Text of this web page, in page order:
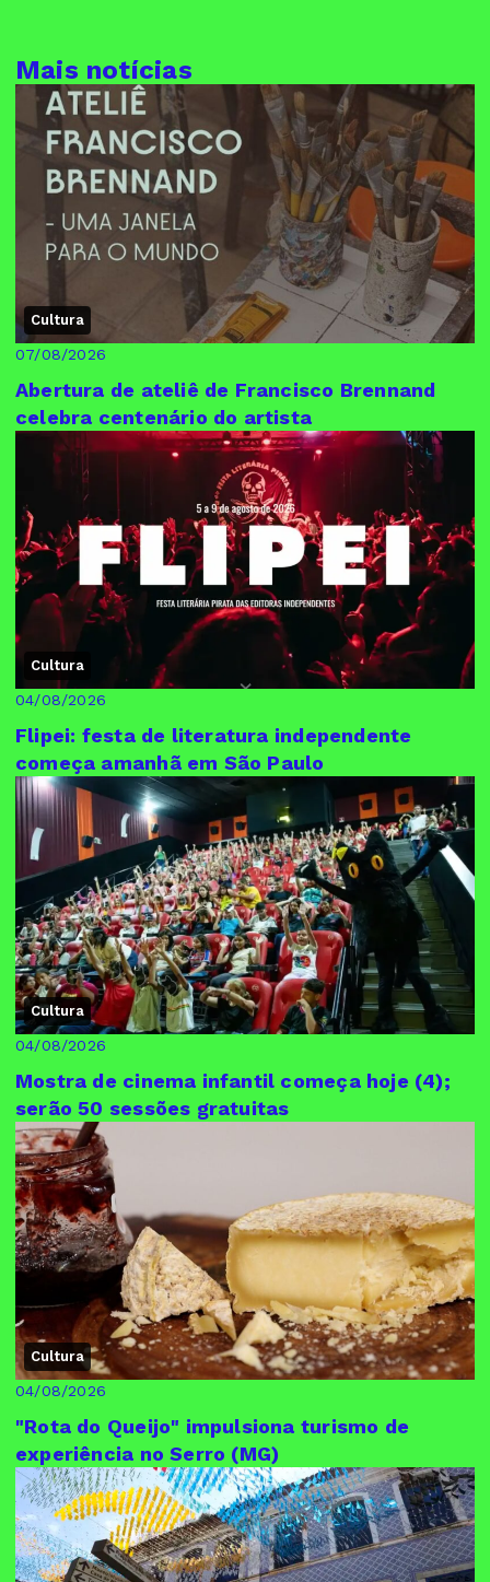
Mais notícias
Cultura
07/08/2026
Abertura de ateliê de Francisco Brennand
celebra centenário do artista
Cultura
04/08/2026
Flipei: festa de literatura independente
começa amanhã em São Paulo
Cultura
04/08/2026
Mostra de cinema infantil começa hoje (4);
serão 50 sessões gratuitas
Cultura
04/08/2026
"Rota do Queijo" impulsiona turismo de
experiência no Serro (MG)